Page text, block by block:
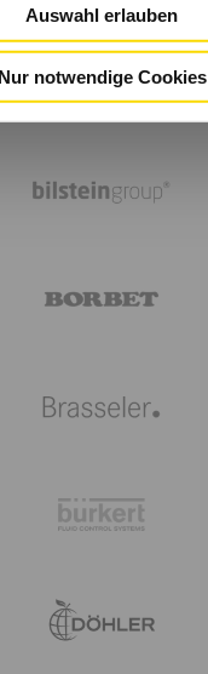
Auswahl erlauben
Nur notwendige Cookies